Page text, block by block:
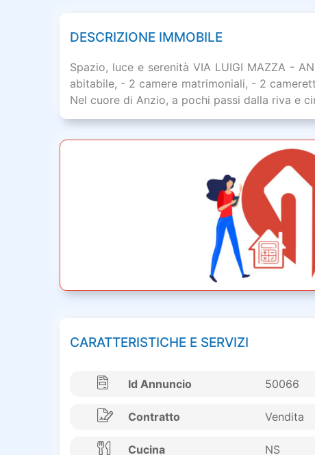
DESCRIZIONE IMMOBILE
Spazio, luce e serenità VIA LUIGI MAZZA -
abitabile, - 2 camere matrimoniali, - 2
Nel cuore di Anzio, a pochi passi dalla riva e
CARATTERISTICHE E SERVIZI
Id Annuncio 50066
Contratto Vendita
Cucina NS